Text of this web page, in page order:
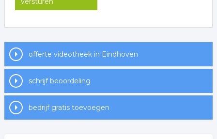
offerte videotheek in Eindhoven
schrijf beoordeling
bedrijf gratis toevoegen